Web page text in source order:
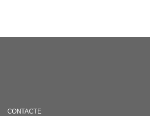
CONTACTE